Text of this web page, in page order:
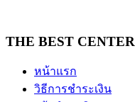
THE BEST CENTER
หน้าแรก
วิธีการชำระเงิน